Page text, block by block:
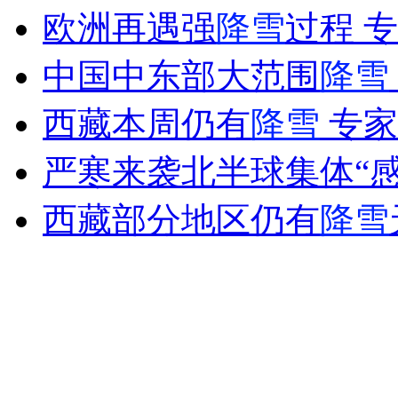
走！跟着总书记去植树
消防员救轻生者 花炮节热闹非凡 减压"枕头大战"
欧洲再遇强降雪过程
中国中东部大范围 降雪
西藏本周仍有降雪 专
严寒来袭北半球集体“
西藏部分地区仍有降雪